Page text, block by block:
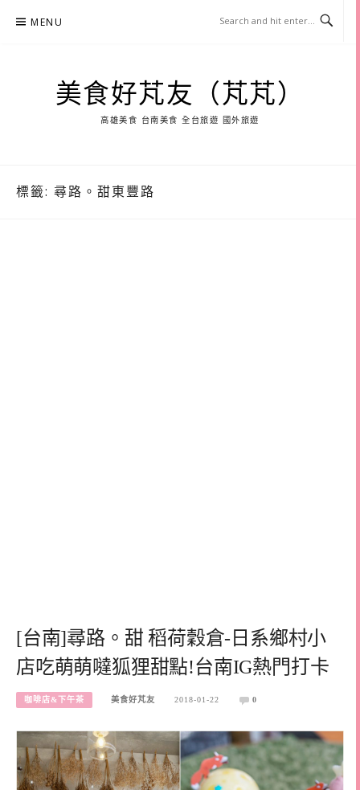
MENU
美食好芃友（芃芃）
高雄美食 台南美食 全台旅遊 國外旅遊
標籤: 尋路。甜東豐路
[台南]尋路。甜 稻荷穀倉-日系鄉村小
店吃萌萌噠狐狸甜點!台南IG熱門打卡
咖啡店&下午茶 美食好芃友 2018-01-22 0